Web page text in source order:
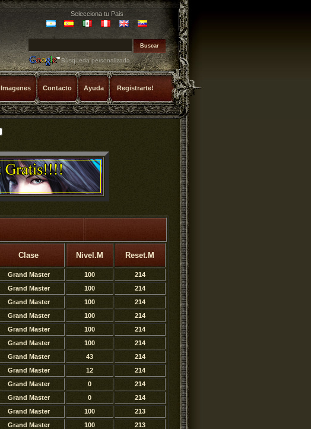
Selecciona tu Pais
Búsqueda personalizada
Imagenes Contacto Ayuda Registrarte!
Clase Nivel.M Reset.M
Grand Master 100
214
Grand Master 100
214
Grand Master 100
214
Grand Master 100
214
Grand Master 100
214
Grand Master 100
214
Grand Master 43
214
Grand Master 12
214
Grand Master 0
214
Grand Master 0
214
Grand Master 100
213
Grand Master 100
213